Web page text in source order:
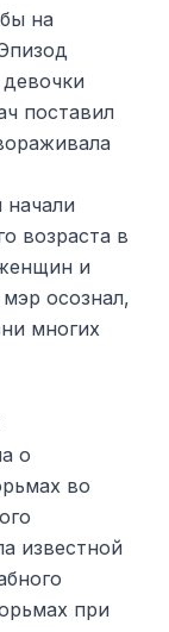
на
поставил
начали
возраста в
и
осознал,
многих
о
во
известной
при